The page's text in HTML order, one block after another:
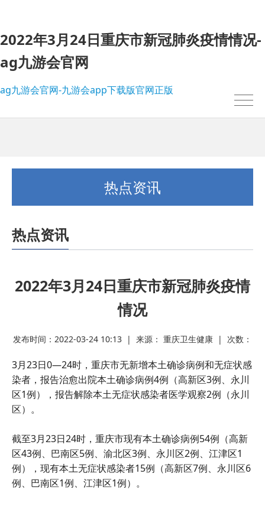
2022年3月24日重庆市新冠肺炎疫情情况-
ag九游会官网
ag九游会官网-九游会app下载版官网正版
热点资讯
热点资讯
2022年3月24日重庆市新冠肺炎疫情
情况
发布时间：2022-03-24 10:13 | 来源： 重庆卫生健康 | 次数：
3月23日0—24时，重庆市无新增本土确诊病例和无症状感
染者，报告治愈出院本土确诊病例4例（高新区3例、永川
区1例），报告解除本土无症状感染者医学观察2例（永川
区）。
截至3月23日24时，重庆市现有本土确诊病例54例（高新
区43例、巴南区5例、渝北区3例、永川区2例、江津区1
例），现有本土无症状感染者15例（高新区7例、永川区6
例、巴南区1例、江津区1例）。